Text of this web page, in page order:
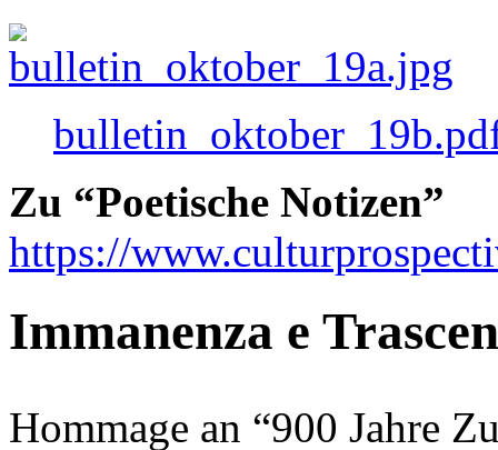
Zu “Poetische Notizen”
https://
Immanenza e
Hommage an “900 Jahre